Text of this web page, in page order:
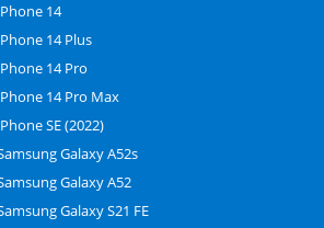
14
14 Plus
14 Pro
14 Pro Max
SE (2022)
Galaxy A52s
Galaxy A52
Galaxy S21 FE